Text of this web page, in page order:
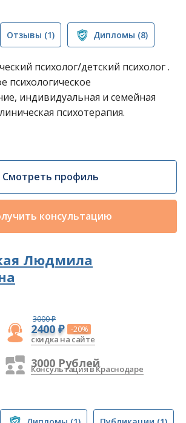
Отзывы (1) Дипломы (8)
психолог/детский психолог .
психологическое
индивидуальная и семейная
психотерапия.
Смотреть профиль
консультацию
Людмила
3000 ₽
2400 ₽ -20%
скидка на сайте
3000 Рублей
Консультация в Краснодаре